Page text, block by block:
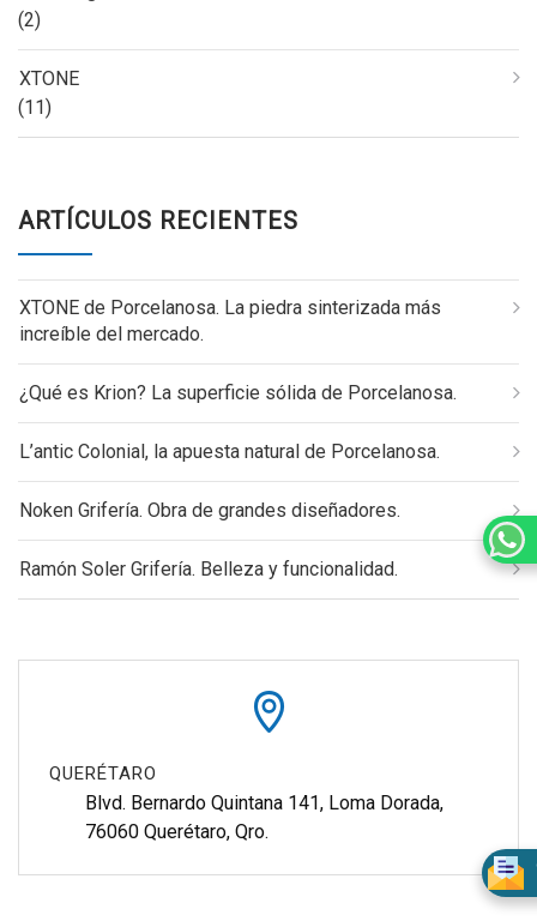
(2)
XTONE
(11)
ARTÍCULOS RECIENTES
XTONE de Porcelanosa. La piedra sinterizada más
increíble del mercado.
¿Qué es Krion? La superficie sólida de Porcelanosa.
L’antic Colonial, la apuesta natural de Porcelanosa.
Noken Grifería. Obra de grandes diseñadores.
Ramón Soler Grifería. Belleza y funcionalidad.
QUERÉTARO
Blvd. Bernardo Quintana 141, Loma Dorada,
76060 Querétaro, Qro.